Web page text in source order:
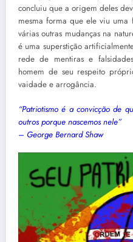
concluiu que a origem deles
mesma forma que ele viu uma
várias outras mudanças na
é uma superstição
rede de mentiras e
homem de seu respeito
vaidade e arrogância.
“Patriotismo é a convicção de
outros porque nascemos nele”
– George Bernard Shaw